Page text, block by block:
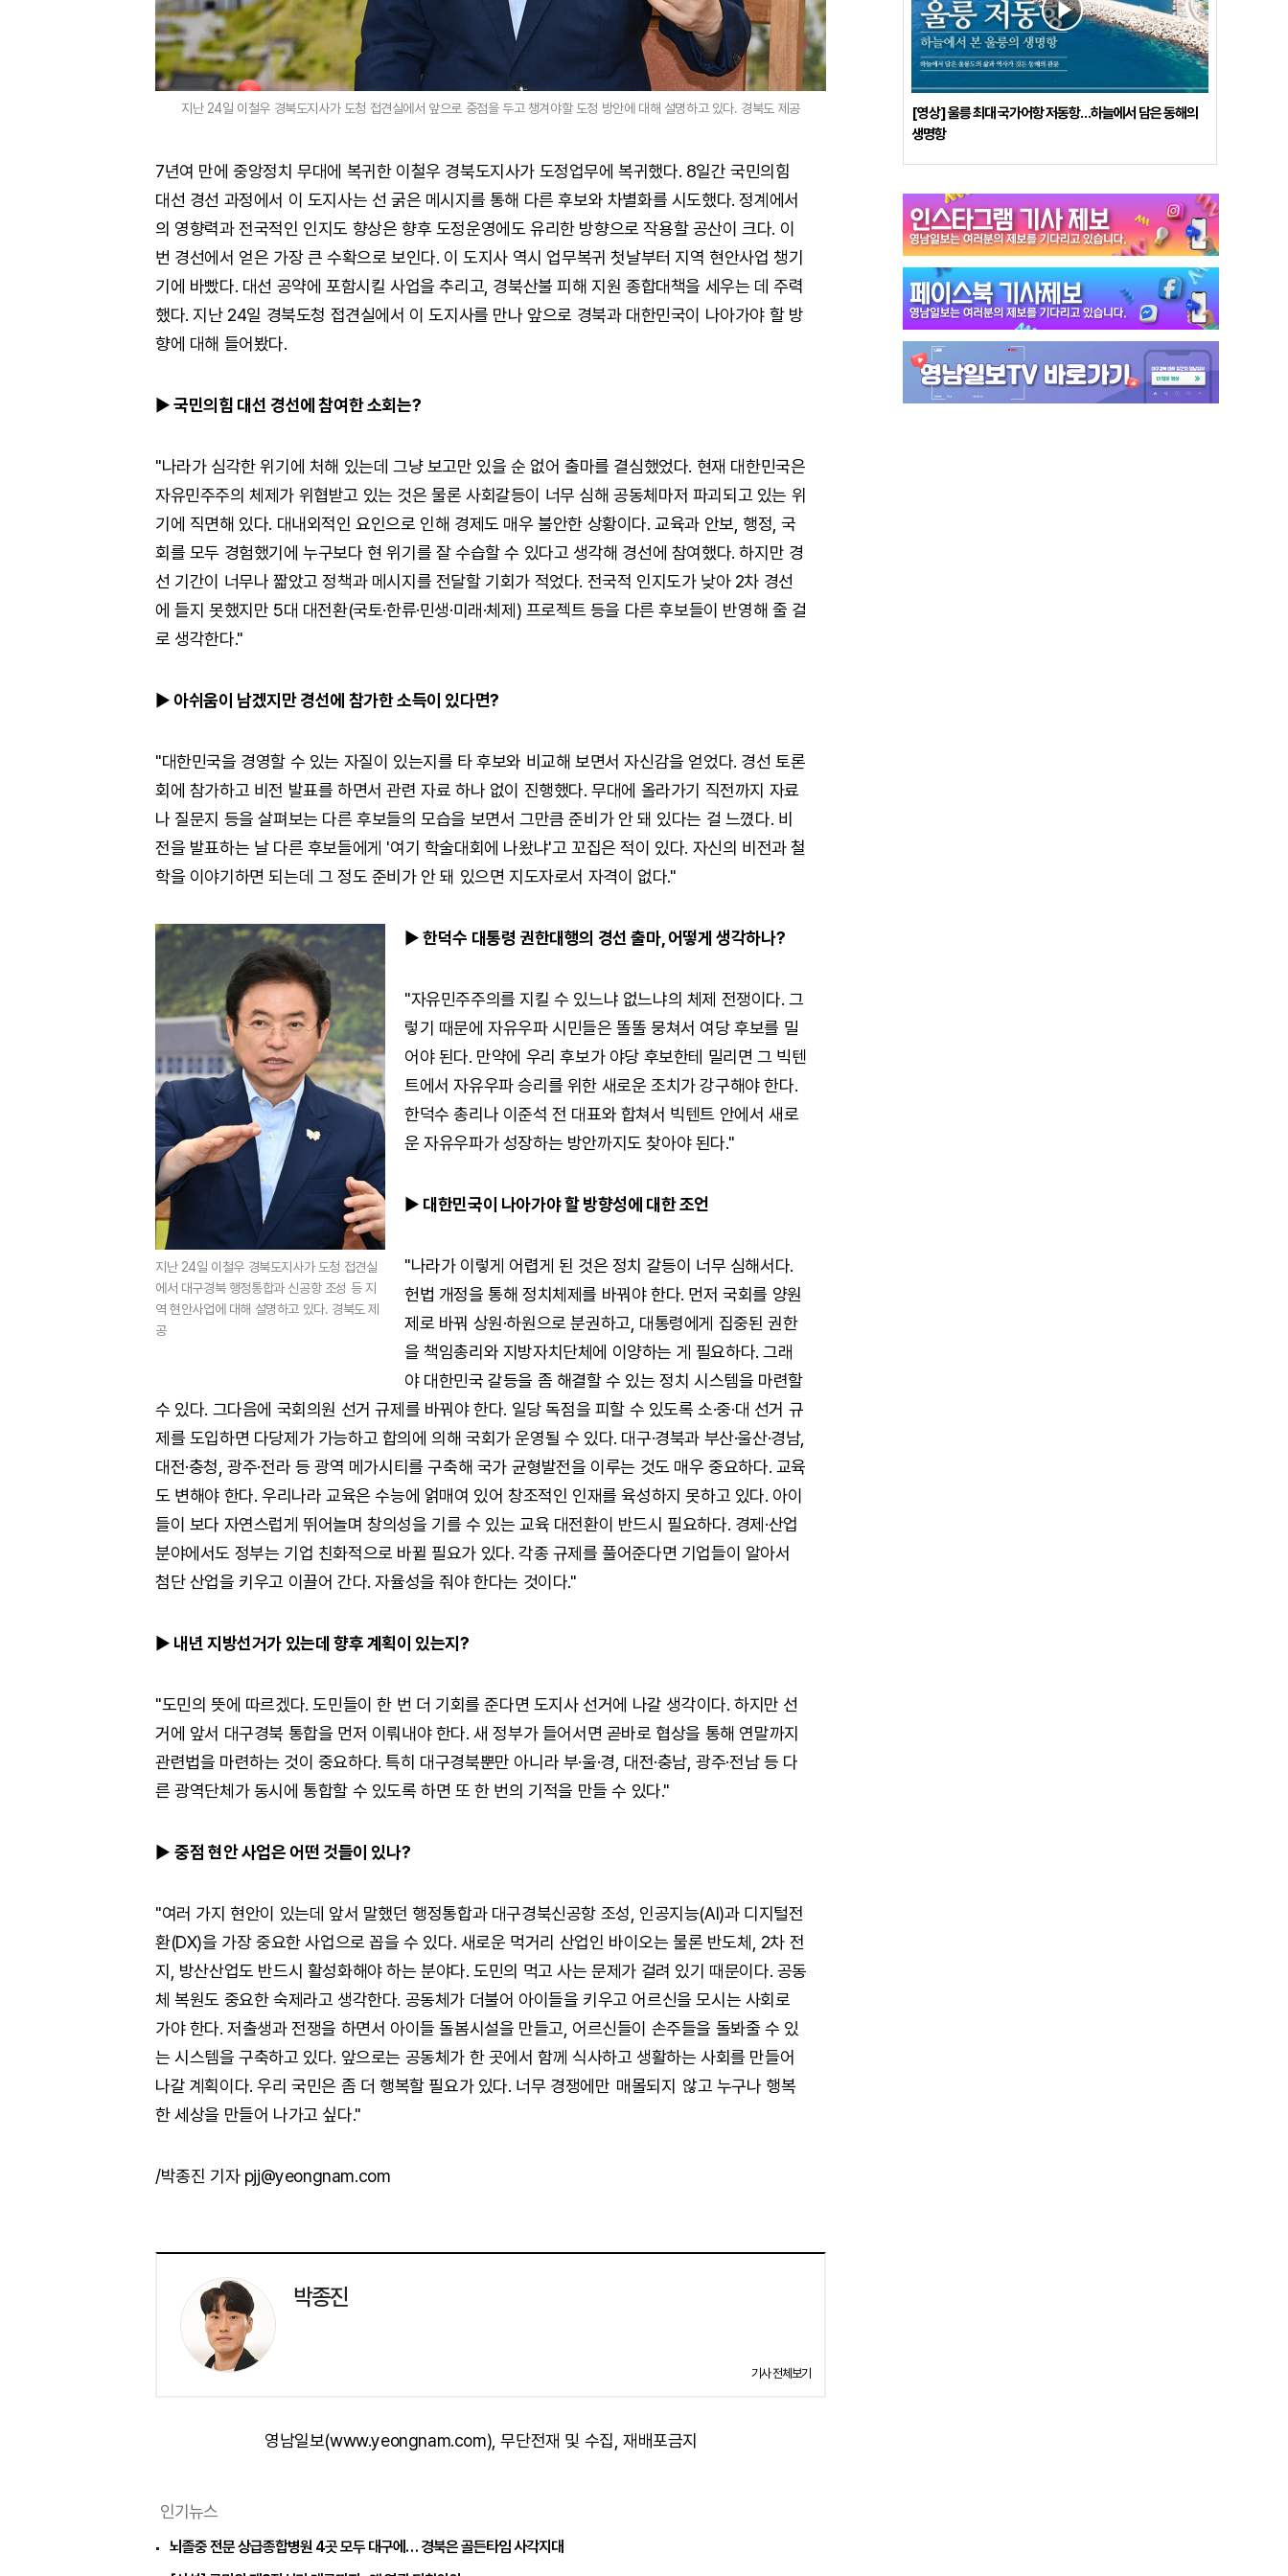
지난 24일 이철우 경북도지사가 도청 접견실에서 앞으로 중점을 두고 챙겨야할 도정 방안에 대해 설명하고 있다. 경북도 제공
7년여 만에 중앙정치 무대에 복귀한 이철우 경북도지사가 도정업무에 복귀했다. 8일간 국민의힘
대선 경선 과정에서 이 도지사는 선 굵은 메시지를 통해 다른 후보와 차별화를 시도했다. 정계에서
의 영향력과 전국적인 인지도 향상은 향후 도정운영에도 유리한 방향으로 작용할 공산이 크다. 이
번 경선에서 얻은 가장 큰 수확으로 보인다. 이 도지사 역시 업무복귀 첫날부터 지역 현안사업 챙기
기에 바빴다. 대선 공약에 포함시킬 사업을 추리고, 경북산불 피해 지원 종합대책을 세우는 데 주력
했다. 지난 24일 경북도청 접견실에서 이 도지사를 만나 앞으로 경북과 대한민국이 나아가야 할 방
향에 대해 들어봤다.
▶국민의힘 대선 경선에 참여한 소회는?
"나라가 심각한 위기에 처해 있는데 그냥 보고만 있을 순 없어 출마를 결심했었다. 현재 대한민국은
자유민주주의 체제가 위협받고 있는 것은 물론 사회갈등이 너무 심해 공동체마저 파괴되고 있는 위
기에 직면해 있다. 대내외적인 요인으로 인해 경제도 매우 불안한 상황이다. 교육과 안보, 행정, 국
회를 모두 경험했기에 누구보다 현 위기를 잘 수습할 수 있다고 생각해 경선에 참여했다. 하지만 경
선 기간이 너무나 짧았고 정책과 메시지를 전달할 기회가 적었다. 전국적 인지도가 낮아 2차 경선
에 들지 못했지만 5대 대전환(국토·한류·민생·미래·체제) 프로젝트 등을 다른 후보들이 반영해 줄 걸
로 생각한다."
▶아쉬움이 남겠지만 경선에 참가한 소득이 있다면?
"대한민국을 경영할 수 있는 자질이 있는지를 타 후보와 비교해 보면서 자신감을 얻었다. 경선 토론
회에 참가하고 비전 발표를 하면서 관련 자료 하나 없이 진행했다. 무대에 올라가기 직전까지 자료
나 질문지 등을 살펴보는 다른 후보들의 모습을 보면서 그만큼 준비가 안 돼 있다는 걸 느꼈다. 비
전을 발표하는 날 다른 후보들에게 '여기 학술대회에 나왔냐'고 꼬집은 적이 있다. 자신의 비전과 철
학을 이야기하면 되는데 그 정도 준비가 안 돼 있으면 지도자로서 자격이 없다."
지난 24일 이철우 경북도지사가 도청 접견실
에서 대구경북 행정통합과 신공항 조성 등 지
역 현안사업에 대해 설명하고 있다. 경북도 제
공
▶한덕수 대통령 권한대행의 경선 출마, 어떻게 생각하나?
"자유민주주의를 지킬 수 있느냐 없느냐의 체제 전쟁이다. 그
렇기 때문에 자유우파 시민들은 똘똘 뭉쳐서 여당 후보를 밀
어야 된다. 만약에 우리 후보가 야당 후보한테 밀리면 그 빅텐
트에서 자유우파 승리를 위한 새로운 조치가 강구해야 한다.
한덕수 총리나 이준석 전 대표와 합쳐서 빅텐트 안에서 새로
운 자유우파가 성장하는 방안까지도 찾아야 된다."
▶ 대한민국이 나아가야 할 방향성에 대한 조언
"나라가 이렇게 어렵게 된 것은 정치 갈등이 너무 심해서다.
헌법 개정을 통해 정치체제를 바꿔야 한다. 먼저 국회를 양원
제로 바꿔 상원·하원으로 분권하고, 대통령에게 집중된 권한
을 책임총리와 지방자치단체에 이양하는 게 필요하다. 그래
야 대한민국 갈등을 좀 해결할 수 있는 정치 시스템을 마련할
수 있다. 그다음에 국회의원 선거 규제를 바꿔야 한다. 일당 독점을 피할 수 있도록 소·중·대 선거 규
제를 도입하면 다당제가 가능하고 합의에 의해 국회가 운영될 수 있다. 대구·경북과 부산·울산·경남,
대전·충청, 광주·전라 등 광역 메가시티를 구축해 국가 균형발전을 이루는 것도 매우 중요하다. 교육
도 변해야 한다. 우리나라 교육은 수능에 얽매여 있어 창조적인 인재를 육성하지 못하고 있다. 아이
들이 보다 자연스럽게 뛰어놀며 창의성을 기를 수 있는 교육 대전환이 반드시 필요하다. 경제·산업
분야에서도 정부는 기업 친화적으로 바뀔 필요가 있다. 각종 규제를 풀어준다면 기업들이 알아서
첨단 산업을 키우고 이끌어 간다. 자율성을 줘야 한다는 것이다."
▶ 내년 지방선거가 있는데 향후 계획이 있는지?
"도민의 뜻에 따르겠다. 도민들이 한 번 더 기회를 준다면 도지사 선거에 나갈 생각이다. 하지만 선
거에 앞서 대구경북 통합을 먼저 이뤄내야 한다. 새 정부가 들어서면 곧바로 협상을 통해 연말까지
관련법을 마련하는 것이 중요하다. 특히 대구경북뿐만 아니라 부·울·경, 대전·충남, 광주·전남 등 다
른 광역단체가 동시에 통합할 수 있도록 하면 또 한 번의 기적을 만들 수 있다."
▶중점 현안 사업은 어떤 것들이 있나?
"여러 가지 현안이 있는데 앞서 말했던 행정통합과 대구경북신공항 조성, 인공지능(AI)과 디지털전
환(DX)을 가장 중요한 사업으로 꼽을 수 있다. 새로운 먹거리 산업인 바이오는 물론 반도체, 2차 전
지, 방산산업도 반드시 활성화해야 하는 분야다. 도민의 먹고 사는 문제가 걸려 있기 때문이다. 공동
체 복원도 중요한 숙제라고 생각한다. 공동체가 더불어 아이들을 키우고 어르신을 모시는 사회로
가야 한다. 저출생과 전쟁을 하면서 아이들 돌봄시설을 만들고, 어르신들이 손주들을 돌봐줄 수 있
는 시스템을 구축하고 있다. 앞으로는 공동체가 한 곳에서 함께 식사하고 생활하는 사회를 만들어
나갈 계획이다. 우리 국민은 좀 더 행복할 필요가 있다. 너무 경쟁에만 매몰되지 않고 누구나 행복
한 세상을 만들어 나가고 싶다."
/박종진 기자 pjj@yeongnam.com
박종진
기사 전체보기
영남일보(www.yeongnam.com), 무단전재 및 수집, 재배포금지
인기뉴스
뇌졸중 전문 상급종합병원 4곳 모두 대구에… 경북은 골든타임 사각지대
[영상] 울릉 최대 국가어항 저동항…하늘에서 담은 동해의
생명항